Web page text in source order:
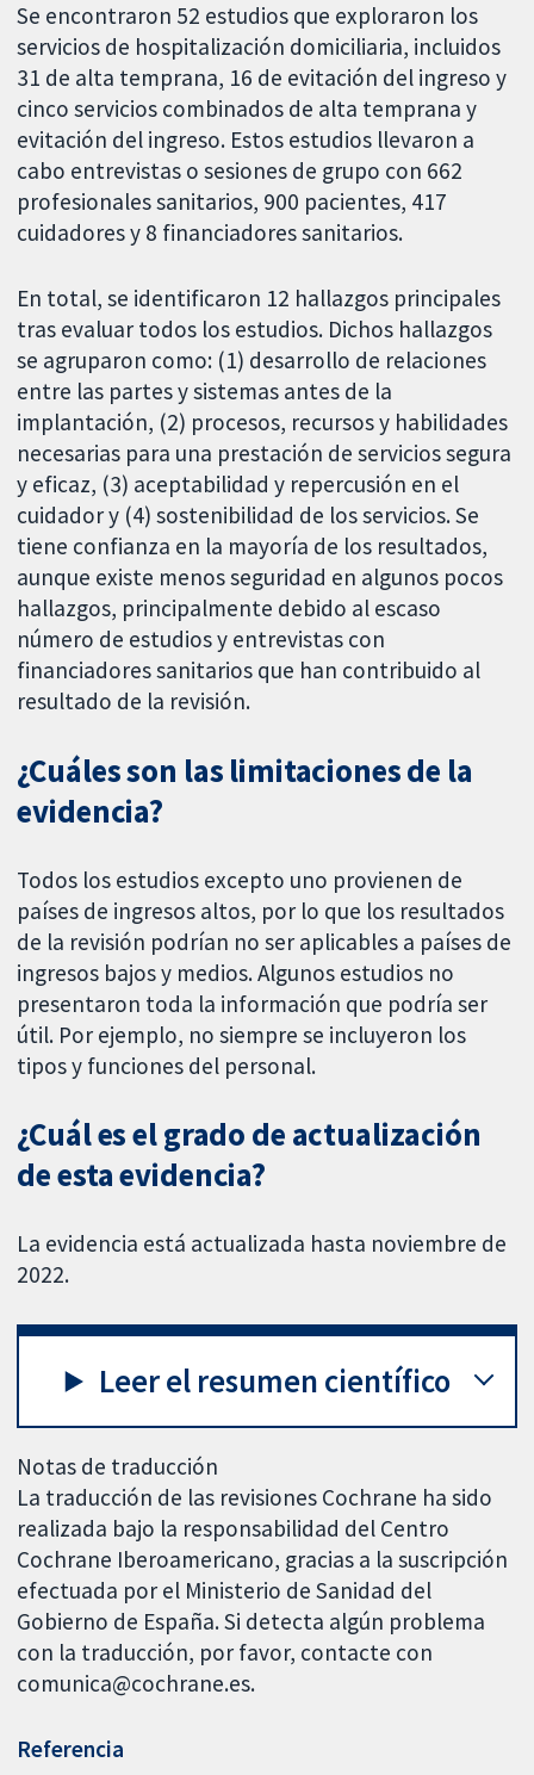
Se encontraron 52 estudios que exploraron los
servicios de hospitalización domiciliaria, incluidos
31 de alta temprana, 16 de evitación del ingreso y
cinco servicios combinados de alta temprana y
evitación del ingreso. Estos estudios llevaron a
cabo entrevistas o sesiones de grupo con 662
profesionales sanitarios, 900 pacientes, 417
cuidadores y 8 financiadores sanitarios.
En total, se identificaron 12 hallazgos principales
tras evaluar todos los estudios. Dichos hallazgos
se agruparon como: (1) desarrollo de relaciones
entre las partes y sistemas antes de la
implantación, (2) procesos, recursos y habilidades
necesarias para una prestación de servicios segura
y eficaz, (3) aceptabilidad y repercusión en el
cuidador y (4) sostenibilidad de los servicios. Se
tiene confianza en la mayoría de los resultados,
aunque existe menos seguridad en algunos pocos
hallazgos, principalmente debido al escaso
número de estudios y entrevistas con
financiadores sanitarios que han contribuido al
resultado de la revisión.
¿Cuáles son las limitaciones de la
evidencia?
Todos los estudios excepto uno provienen de
países de ingresos altos, por lo que los resultados
de la revisión podrían no ser aplicables a países de
ingresos bajos y medios. Algunos estudios no
presentaron toda la información que podría ser
útil. Por ejemplo, no siempre se incluyeron los
tipos y funciones del personal.
¿Cuál es el grado de actualización
de esta evidencia?
La evidencia está actualizada hasta noviembre de
2022.
Leer el resumen científico
Notas de traducción
La traducción de las revisiones Cochrane ha sido
realizada bajo la responsabilidad del Centro
Cochrane Iberoamericano, gracias a la suscripción
efectuada por el Ministerio de Sanidad del
Gobierno de España. Si detecta algún problema
con la traducción, por favor, contacte con
comunica@cochrane.es.
Referencia